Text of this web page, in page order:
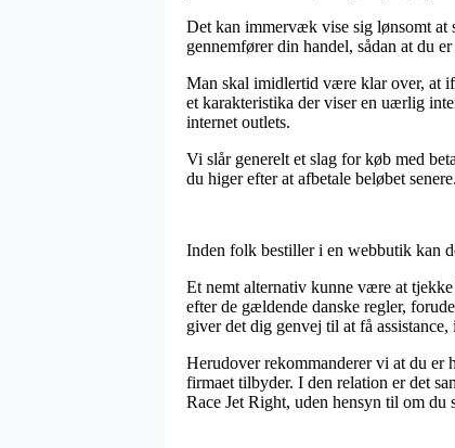
Det kan immervæk vise sig lønsomt at
gennemfører din handel, sådan at du
Man skal imidlertid være klar over, at
et karakteristika der viser en uærlig
internet outlets.
Vi slår generelt et slag for køb med
du higer efter at afbetale beløbet senere.
Inden folk bestiller i en webbutik kan
Et nemt alternativ kunne være at
efter de gældende danske regler,
giver det dig genvej til at få
Herudover rekommanderer vi at du er
firmaet tilbyder. I den relation er det
Race Jet Right, uden hensyn til om